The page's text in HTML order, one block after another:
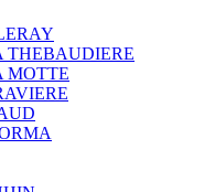
THEBAUDIERE
MOTTE